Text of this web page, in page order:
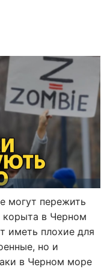
могут пережить
корыта в Черном
иметь плохие для
но и
в Черном море